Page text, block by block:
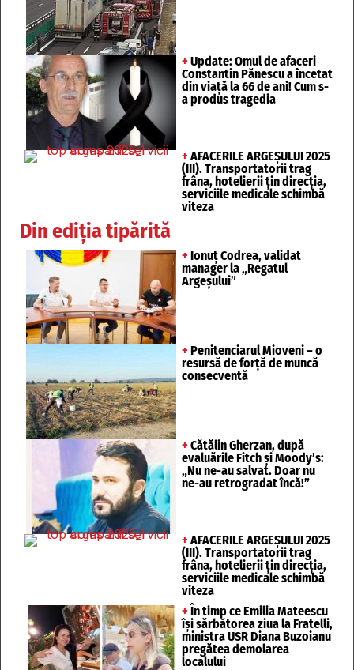
+ Update: Omul de afaceri
Constantin Pănescu a încetat
din viață la 66 de ani! Cum s-
a produs tragedia
+ AFACERILE ARGEȘULUI 2025
(III). Transportatorii trag
frâna, hotelierii țin direcția,
serviciile medicale schimbă
viteza
Din ediția tipărită
+ Ionuț Codrea, validat
manager la „Regatul
Argeșului”
+ Penitenciarul Mioveni – o
resursă de forță de muncă
consecventă
+ Cătălin Gherzan, după
evaluările Fitch și Moody’s:
„Nu ne-au salvat. Doar nu
ne-au retrogradat încă!”
+ AFACERILE ARGEȘULUI 2025
(III). Transportatorii trag
frâna, hotelierii țin direcția,
serviciile medicale schimbă
viteza
+ În timp ce Emilia Mateescu
își sărbătorea ziua la Fratelli,
ministra USR Diana Buzoianu
pregătea demolarea
localului